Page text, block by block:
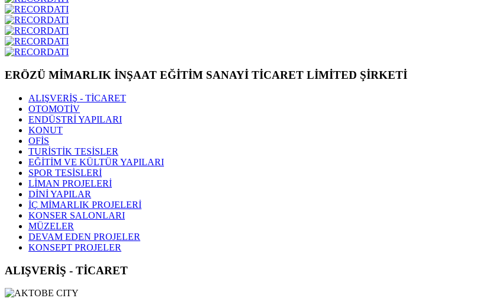
ERÖZÜ MİMARLIK İNŞAAT EĞİTİM SANAYİ TİCARET LİMİTED ŞİRKETİ
ALIŞVERİŞ - TİCARET
OTOMOTİV
ENDÜSTRİ YAPILARI
KONUT
OFİS
TURİSTİK TESİSLER
EĞİTİM VE KÜLTÜR YAPILARI
SPOR TESİSLERİ
LİMAN PROJELERİ
DİNİ YAPILAR
İÇ MİMARLIK PROJELERİ
KONSER SALONLARI
MÜZELER
DEVAM EDEN PROJELER
KONSEPT PROJELER
ALIŞVERİŞ - TİCARET